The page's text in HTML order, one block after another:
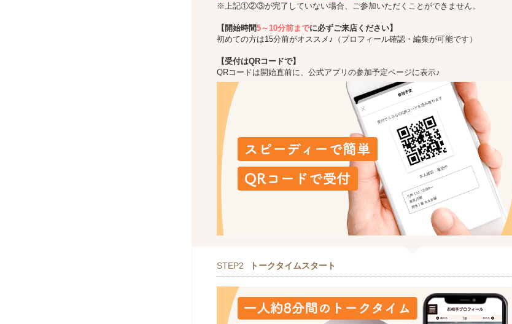
※上記①②③が完了していない場合、ご参加いただくことができません。
【開始時間5～10分前までに必ずご来店ください】
初めての方は15分前がオススメ♪（プロフィール確認・編集が可能です）
【受付はQRコードで】
QRコードは開始直前に、公式アプリの参加予定ページに表示♪
STEP2 トークタイムスタート